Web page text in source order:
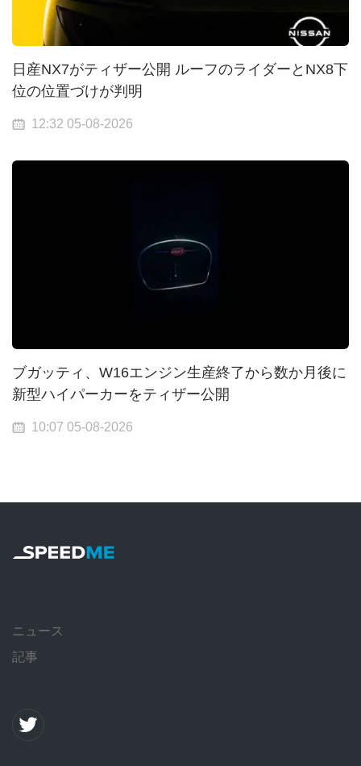
日産NX7がティザー公開 ルーフのライダーとNX8下
位の位置づけが判明
12:32 05-08-2026
ブガッティ、W16エンジン生産終了から数か月後に
新型ハイパーカーをティザー公開
10:07 05-08-2026
ニュース
記事